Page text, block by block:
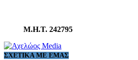
Μ.Η.Τ. 242795
ΣΧΕΤΙΚΆ ΜΕ ΕΜΆΣ